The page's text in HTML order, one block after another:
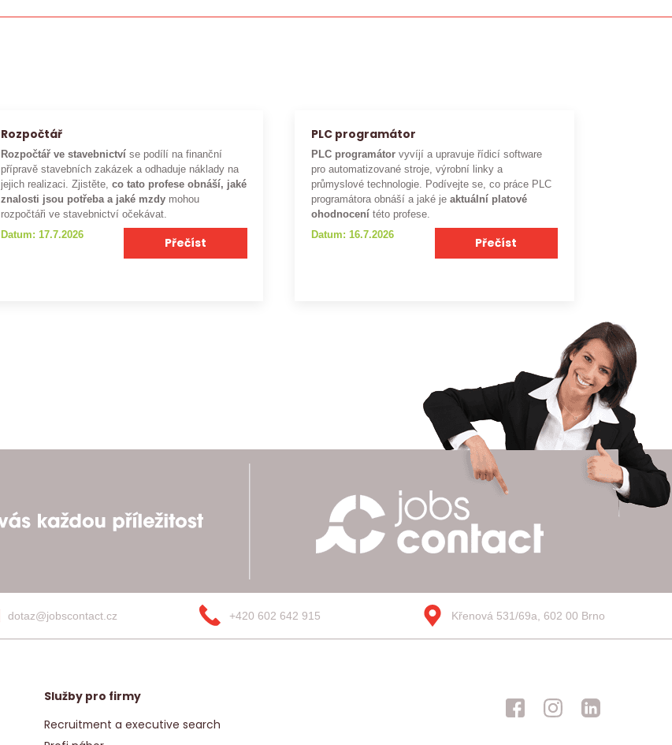
Rozpočtář
Rozpočtář ve stavebnictví se podílí na finanční
přípravě stavebních zakázek a odhaduje náklady na
jejich realizaci. Zjistěte,co tato profese obnáší, jaké
znalosti jsou potřeba a jaké mzdy mohou
rozpočtáři ve stavebnictví očekávat.
Datum: 17.7.2026
Přečíst
PLC programátor
PLC programátor vyvíjí a upravuje řídicí software
pro automatizované stroje, výrobní linky a
průmyslové technologie. Podívejte se, co práce PLC
programátora obnáší a jaké je aktuální platové
ohodnocení této profese.
Datum: 16.7.2026
Přečíst
dotaz@jobscontact.cz +420 602 642 915 Křenová 531/69a, 602 00 Brno
Služby pro firmy
Recruitment a executive search